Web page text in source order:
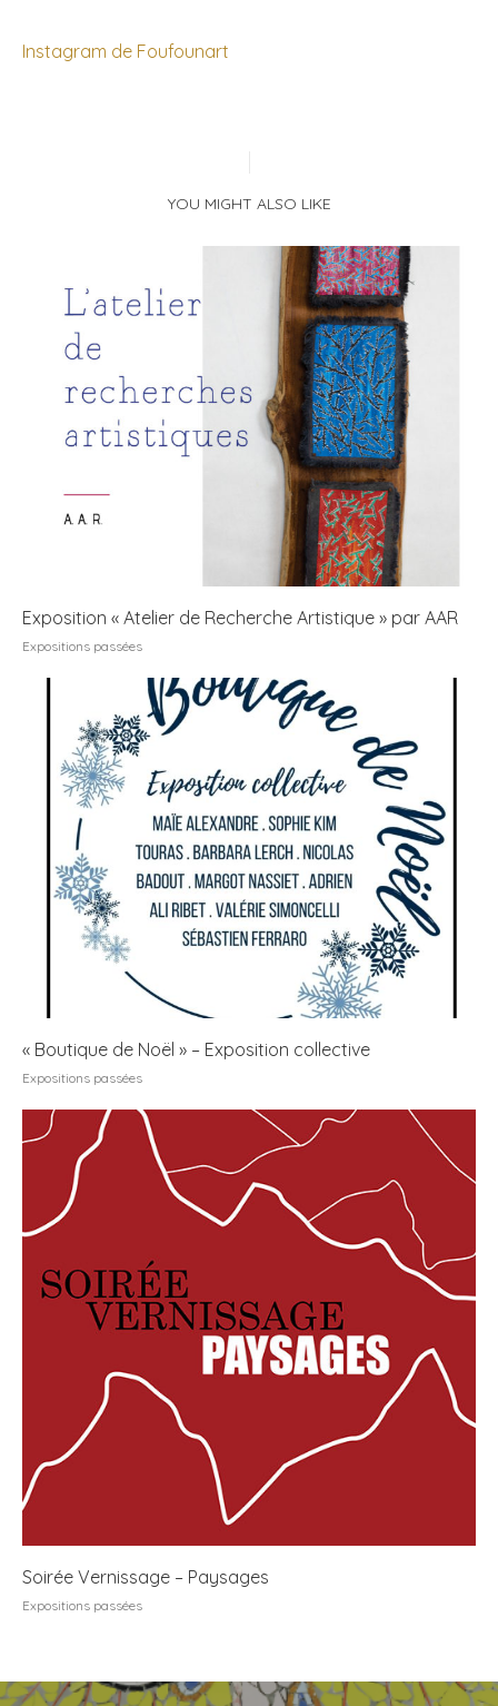
Instagram de Foufounart
YOU MIGHT ALSO LIKE
Exposition « Atelier de Recherche Artistique » par AAR
Expositions passées
« Boutique de Noël » – Exposition collective
Expositions passées
Soirée Vernissage – Paysages
Expositions passées